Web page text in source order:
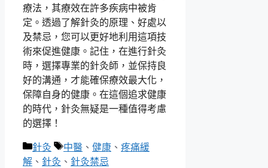
療法，其療效在許多疾病中被肯
定。透過了解針灸的原理、好處以
及禁忌，您可以更好地利用這項技
術來促進健康。記住，在進行針灸
時，選擇專業的針灸師，並保持良
好的溝通，才能確保療效最大化，
保障自身的健康。在這個追求健康
的時代，針灸無疑是一種值得考慮
的選擇！
分
類
針灸
標
籤
中醫 、 健康 、 疼痛緩
解 、 針灸 、 針灸禁忌